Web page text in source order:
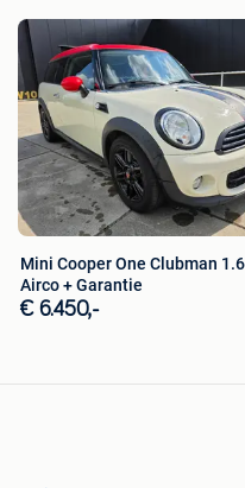
Mini Cooper One Clubman
Airco + Garantie
€ 6.450,-